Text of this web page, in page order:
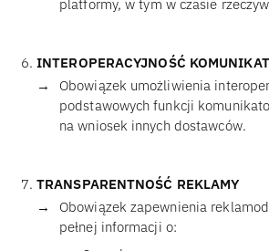
platformy, w tym w czasie
INTEROPERACYJNOŚĆ
Obowiązek umożliwienia
podstawowych funkcji
na wniosek innych dostawców.
TRANSPARENTNOŚĆ REKLAMY
Obowiązek zapewnienia
pełnej informacji o: